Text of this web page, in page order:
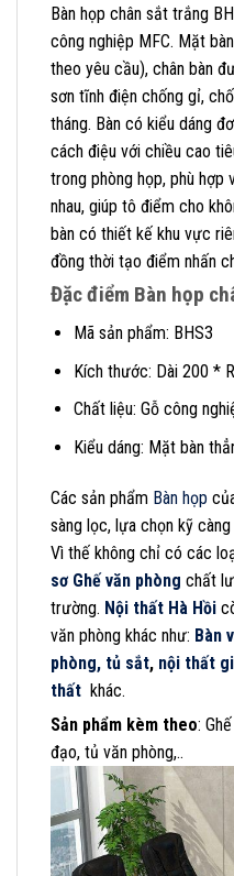
Bàn họp chân sắt trắng
công nghiệp MFC. Mặt
theo yêu cầu), chân bàn
sơn tĩnh điện chống gỉ,
tháng. Bàn có kiểu dáng
cách điệu với chiều cao
trong phòng họp, phù hợp
nhau, giúp tô điểm cho
bàn có thiết kế khu vực
đồng thời tạo điểm nhấn
Đặc điểm Bàn họp
Mã sản phẩm: BHS3
Kích thước: Dài 200 *
Chất liệu: Gỗ công
Kiểu dáng: Mặt bàn
Các sản phẩm Bàn họp
sàng lọc, lựa chọn kỹ
Vì thế không chỉ có các
sơ Ghế văn phòng chất
trường. Nội thất Hà Hồi
văn phòng khác như: Bàn
phòng, tủ sắt, nội thất
thất khác.
Sản phẩm kèm theo:
đạo, tủ văn phòng,..